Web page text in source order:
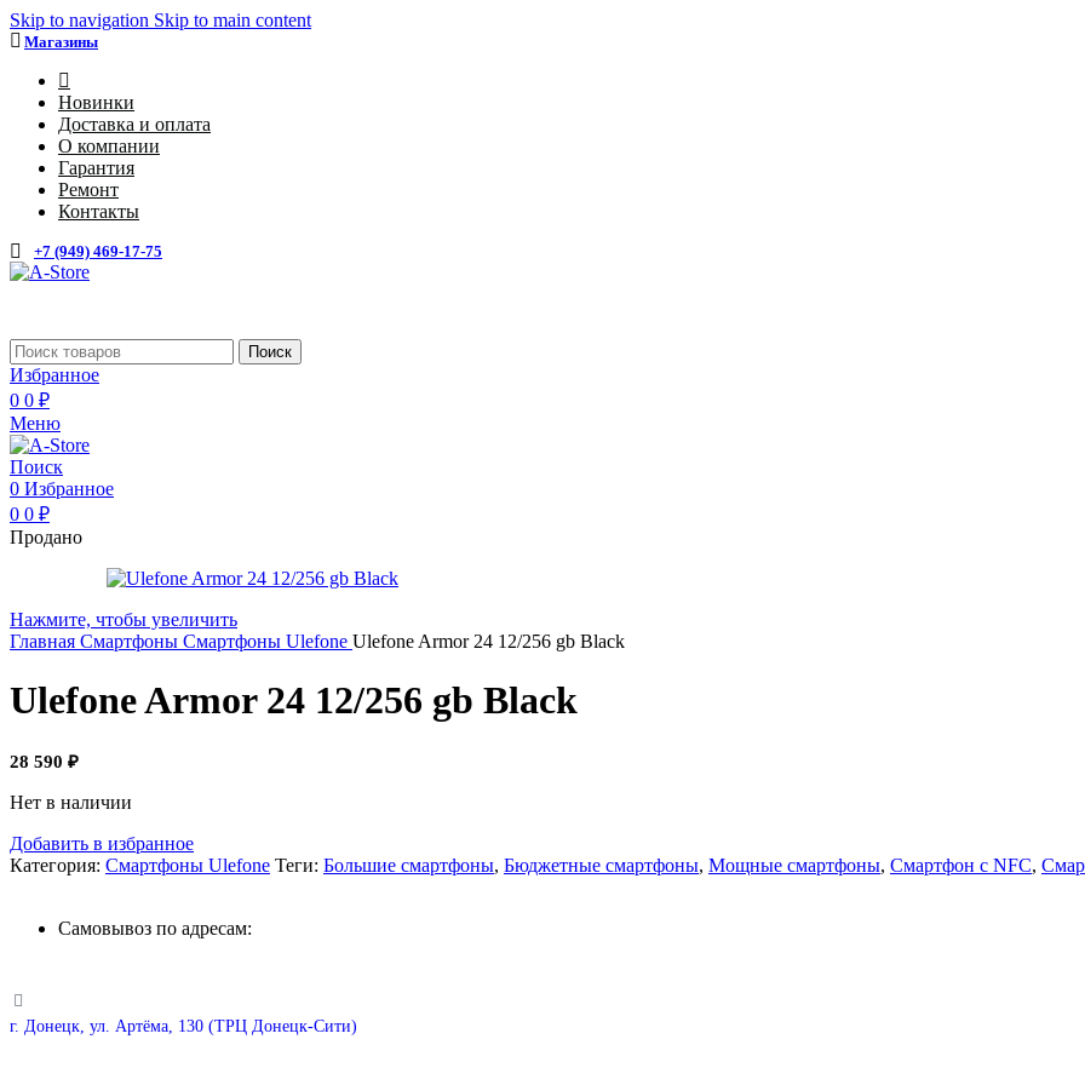
Skip to navigation Skip to main content
Магазины
Новинки
Доставка и оплата
О компании
Гарантия
Ремонт
Контакты
+7 (949) 469-17-75
Поиск
Избранное
0 0 ₽
Меню
Поиск
0 Избранное
0 0 ₽
Продано
Нажмите, чтобы увеличить
Главная Смартфоны Смартфоны Ulefone Ulefone Armor 24 12/256 gb Black
Ulefone Armor 24 12/256 gb Black
28 590 ₽
Нет в наличии
Добавить в избранное
Категория: Смартфоны Ulefone Теги: Большие смартфоны, Бюджетные смартфоны, Мощные смартфоны, Смартфон с NFC,
Самовывоз по адресам:
г. Донецк, ул. Артёма, 130 (ТРЦ Донецк-Сити)